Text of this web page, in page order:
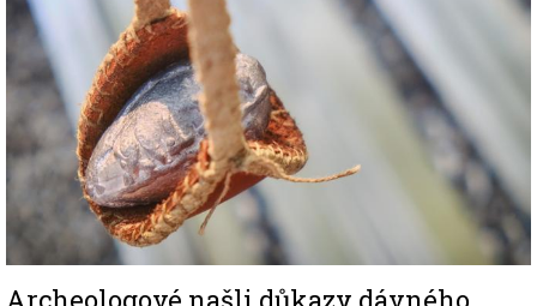
Archeologové našli důkazy dávného